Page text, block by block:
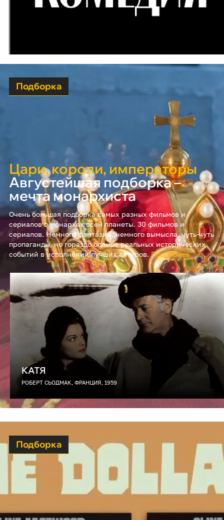
Подборка
Цари, короли, императоры
Августейшая подборка –
мечта монархиста
Очень большая подборка самых разных фильмов и
сериалов о монархах всей планеты. 30 фильмов и
сериалов. Немного фантазии, немного вымысла, чуть-чуть
пропаганды, но гораздо больше реальных исторических
событий в исполнении лучших актёров.Подробнее
КАТЯ
РОБЕРТ СЬОДМАК, ФРАНЦИЯ, 1959
Подборка